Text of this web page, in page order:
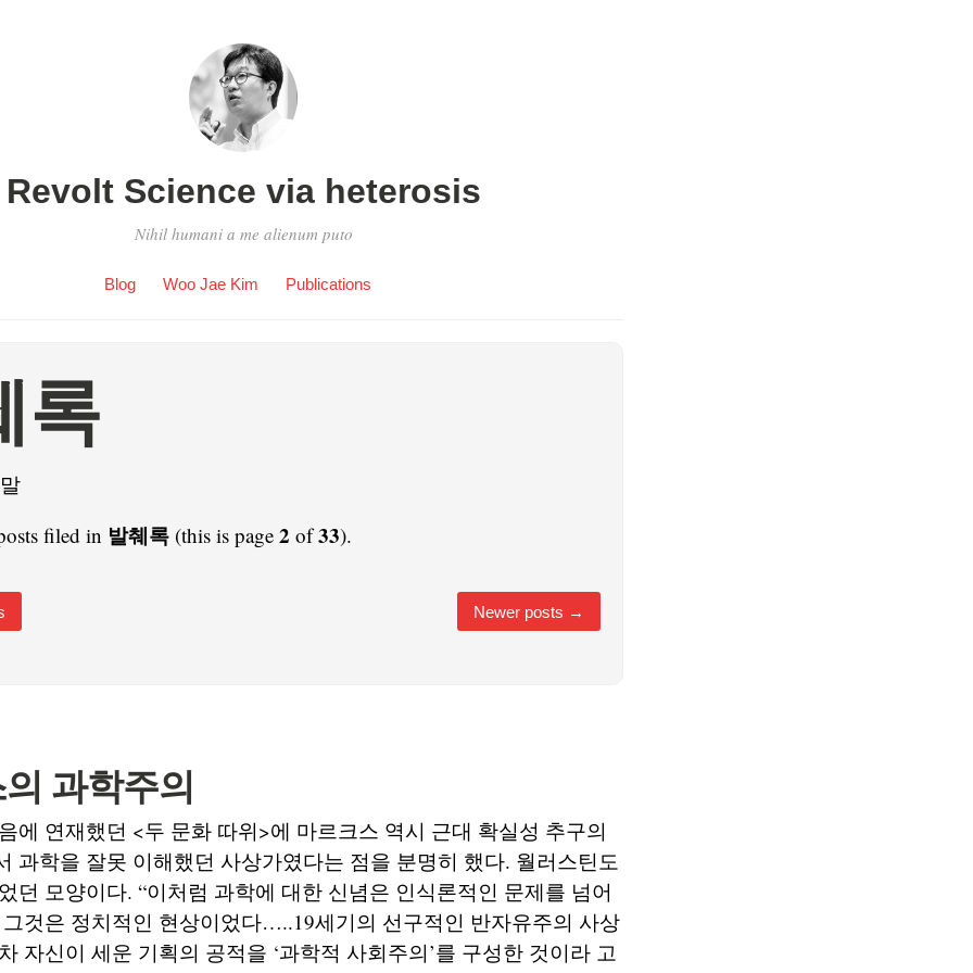
Revolt Science via heterosis
Nihil humani a me alienum puto
Blog Woo Jae Kim Publications
록
filed in 발췌록 (this is page 2 of33).
Newer posts →
과학주의
에 연재했던 <두 문화 따위>에 마르크스 역시 근대 확실성 추구의
과학을 잘못 이해했던 사상가였다는 점을 분명히 했다. 월러스틴도
던 모양이다. “이처럼 과학에 대한 신념은 인식론적인 문제를 넘어
것은 정치적인 현상이었다…..19세기의 선구적인 반자유주의 사상
자신이 세운 기획의 공적을 ‘과학적 사회주의’를 구성한 것이라 고